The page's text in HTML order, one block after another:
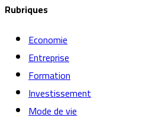
Rubriques
Economie
Entreprise
Formation
Investissement
Mode de vie